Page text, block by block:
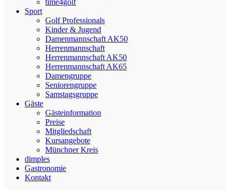
time4golf
Sport
Golf Professionals
Kinder & Jugend
Damenmannschaft AK50
Herrenmannschaft
Herrenmannschaft AK50
Herrenmannschaft AK65
Damengruppe
Seniorengruppe
Samstagsgruppe
Gäste
Gästeinformation
Preise
Mitgliedschaft
Kursangebote
Münchner Kreis
dimples
Gastronomie
Kontakt